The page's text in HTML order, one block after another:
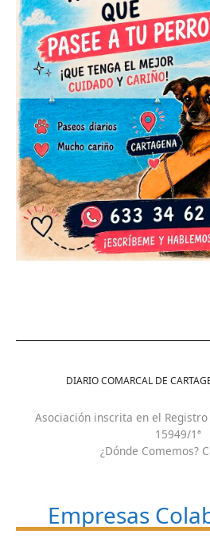
DIARIO COMARCAL DE
Asociación inscrita en el Registro
15949/1ª
¿Dónde Comemos?
Empresas